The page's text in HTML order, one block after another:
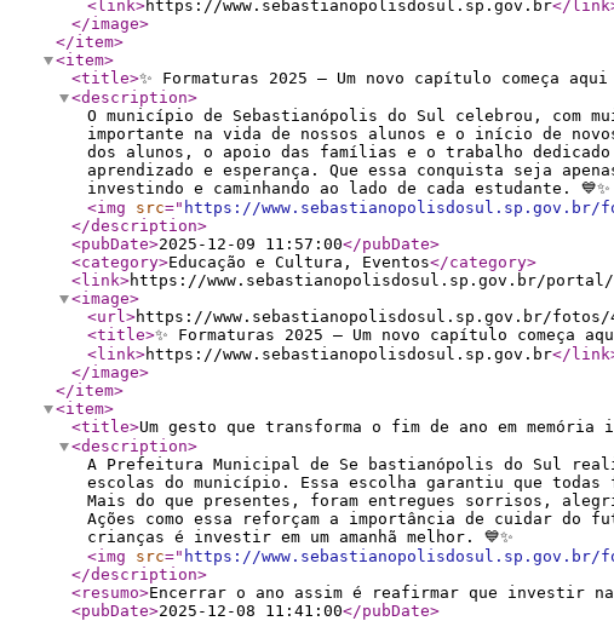
<link>https://www.sebastianopolisdosul.sp.gov.br</link
</image>
</item>
<item>
<title>✨ Formaturas 2025 – Um novo capítulo começa aqui
<description>
O município de Sebastianópolis do Sul celebrou, com
importante na vida de nossos alunos e o início de
dos alunos, o apoio das famílias e o trabalho
aprendizado e esperança. Que essa conquista seja
investindo e caminhando ao lado de cada estudante. 💙✨
<img
src=" https://www.sebastianopolisdosul.sp.gov.br/
</description>
<pubDate>2025-12-09 11:57:00</pubDate>
<category>Educação e Cultura, Eventos</category>
<link>https://www.sebastianopolisdosul.sp.gov.br/
<image>
<url>https://www.sebastianopolisdosul.sp.gov.br/fotos/
<title>✨ Formaturas 2025 – Um novo capítulo começa
<link>https://www.sebastianopolisdosul.sp.gov.br</link
</image>
</item>
<item>
<title>Um gesto que transforma o fim de ano em memória
<description>
A Prefeitura Municipal de Se bastianópolis do Sul
escolas do município. Essa escolha garantiu que
Mais do que presentes, foram entregues sorrisos,
Ações como essa reforçam a importância de cuidar do
crianças é investir em um amanhã melhor. 💙✨
<img
src=" https://www.sebastianopolisdosul.sp.gov.br/
</description>
<resumo>Encerrar o ano assim é reafirmar que investir
<pubDate>2025-12-08 11:41:00</pubDate>